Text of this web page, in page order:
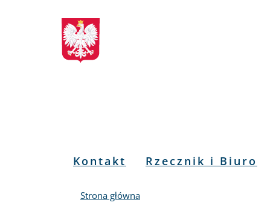
Biuletyn
Informacji
Publicznej
Menu
Kontakt Rzecznik i Biuro
Strona główna